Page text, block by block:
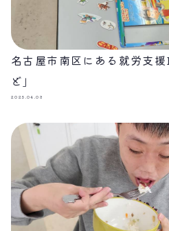
名古屋市南区にある就労支
ど」
2025.04.03